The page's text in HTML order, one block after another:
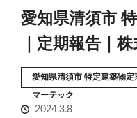
愛知県清須市
｜定期報告｜
愛知県清須市 特定建築物
マーテック
2024.3.8